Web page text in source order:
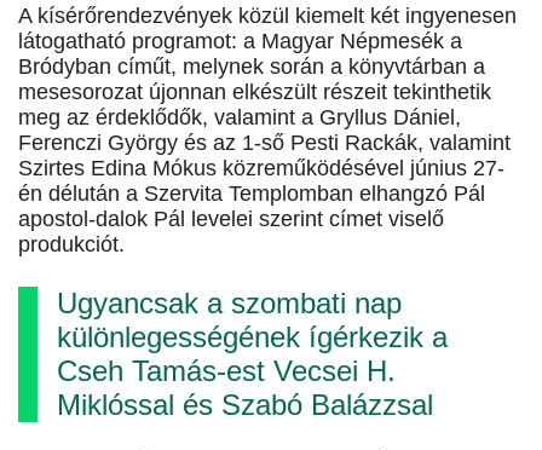
A kísérőrendezvények közül kiemelt két ingyenesen
látogatható programot: a Magyar Népmesék a
Bródyban címűt, melynek során a könyvtárban a
mesesorozat újonnan elkészült részeit tekinthetik
meg az érdeklődők, valamint a Gryllus Dániel,
Ferenczi György és az 1-ső Pesti Rackák, valamint
Szirtes Edina Mókus közreműködésével június 27-
én délután a Szervita Templomban elhangzó Pál
apostol-dalok Pál levelei szerint címet viselő
produkciót.
Ugyancsak a szombati nap
különlegességének ígérkezik a
Cseh Tamás-est Vecsei H.
Miklóssal és Szabó Balázzsal